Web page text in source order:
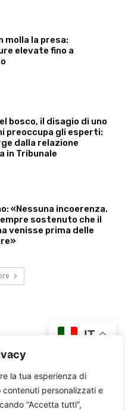
la tua esperienza di
personalizzati e
“Accetta tutti”,
molla la presa:
elevate fino a
bosco, il disagio di uno
preoccupa gli esperti:
dalla relazione
in Tribunale
«Nessuna incoerenza.
sostenuto che il
venisse prima delle